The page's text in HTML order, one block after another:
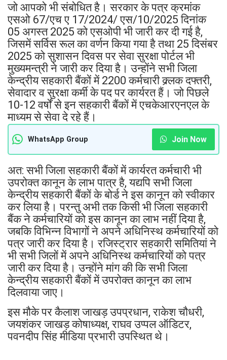
जो आपको भी संबोधित है। सरकार के पत्र क्रमांक
एसओ 67/एच ए 17/2024/ एस/10/2025 दिनांक
05 अगस्त 2025 को एसओपी भी जारी कर दी गई है,
जिसमें सर्विस रूल का वर्णन किया गया है तथा 25 दिसंबर
2025 को सुशासन दिवस पर सेवा सुरक्षा पोर्टल भी
मुख्यमन्त्री ने जारी कर दिया है। उन्होंने सभी जिला
केन्द्रीय सहकारी बैंकों में 2200 कर्मचारी क्र्लक दफ्तरी,
सेवादार व सुरक्षा कर्मी के पद पर कार्यरत हैं। जो पिछले
10-12 वर्षों से इन सहकारी बैंकों में एचकेआरएनएल के
माध्यम से सेवा दे रहे हैं।
WhatsApp Group Join Now
अत: सभी जिला सहकारी बैंकों में कार्यरत कर्मचारी भी
उपरोक्त कानून के लाभ पात्र है, यद्यपि सभी जिला
केन्द्रीय सहकारी बैंकों के बोर्ड ने इस कानून को स्वीकार
कर लिया है। परन्तु अभी तक किसी भी जिला सहकारी
बैंक ने कर्मचारियों को इस कानून का लाभ नहीं दिया है,
जबकि विभिन्न विभागों ने अपने अधिनिस्थ कर्मचारियों को
पत्र जारी कर दिया है। रजिस्ट्रार सहकारी समितियां ने
भी सभी जिलों में अपने अधिनिस्थ कर्मचारियों को पत्र
जारी कर दिया है। उन्होंने मांग की कि सभी जिला
केन्द्रीय सहकारी बैंकों में उपरोक्त कानून का लाभ
दिलवाया जाए।
इस मौके पर कैलाश जाखड़ उपप्रधान, राकेश चौधरी,
जयशंकर जाखड़ कोषाध्यक्ष, राघव उप्पल ऑडिटर,
पवनदीप सिंह मीडिया प्रभारी उपस्थित थे।